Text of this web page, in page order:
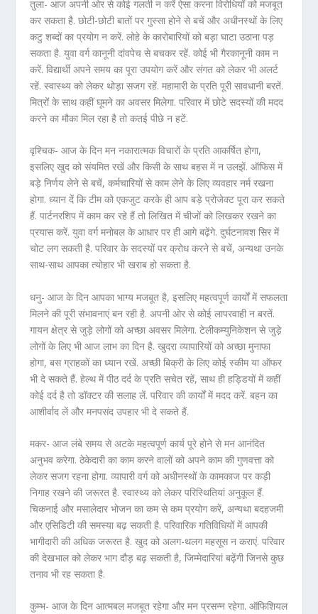
तुला- आज अपनी ओर से कोई गलती न करें ऐसा करना विरोधियों को मजबूत
कर सकता है. छोटी-छोटी बातों पर गुस्सा होने से बचें और अधीनस्थों के लिए
कटु शब्दों का प्रयोग न करें. लोहे के कारोबारियों को बड़ा घाटा उठाना पड़
सकता है. युवा वर्ग कानूनी दांवपेच से बचकर रहें. कोई भी गैरकानूनी काम न
करें. विद्यार्थी अपने समय का पूरा उपयोग करें और संगत को लेकर भी अलर्ट
रहें. स्वास्थ्य को लेकर थोड़ा सजग रहें. महामारी के प्रति पूरी सावधानी बरतें.
मित्रों के साथ कहीं घूमने का अवसर मिलेगा. परिवार में छोटे सदस्यों की मदद
करने का मौका मिल रहा है तो कतई पीछे न हटें.
वृश्चिक- आज के दिन मन नकारात्मक विचारों के प्रति आकर्षित होगा,
इसलिए खुद को संयमित रखें और किसी के साथ बहस में न उलझें. ऑफिस में
बड़े निर्णय लेने से बचें, कर्मचारियों से काम लेने के लिए व्यवहार नर्म रखना
होगा. ध्यान दें कि टीम को एकजुट करके ही आप बड़े प्रोजेक्ट पूरा कर सकते
हैं. पार्टनरशिप में काम कर रहे हैं तो लिखित में चीजों को लिखकर रखने का
प्रयास करें. युवा वर्ग मनोबल के आधार पर ही आगे बढ़ेंगे. दुर्घटनावश सिर में
चोट लग सकती है. परिवार के सदस्यों पर क्रोध करने से बचें, अन्यथा उनके
साथ-साथ आपका त्योहार भी खराब हो सकता है.
धनु- आज के दिन आपका भाग्य मजबूत है, इसलिए महत्वपूर्ण कार्यों में सफलता
मिलने की पूरी संभावनाएं बन रही है. अपनी ओर से कोई लापरवाही न बरतें.
गायन क्षेत्र से जुड़े लोगों को अच्छा अवसर मिलेगा. टेलीकम्युनिकेशन से जुड़े
लोगों के लिए भी आज लाभ का दिन है. खुदरा व्यापारियों को अच्छा मुनाफा
होगा, बस ग्राहकों का ध्यान रखें. अच्छी बिक्री के लिए कोई स्कीम या ऑफर
भी दे सकते हैं. हेल्थ में पीठ दर्द के प्रति सचेत रहें, साथ ही हड्डियों में कहीं
कोई दर्द है तो डॉक्टर की सलाह लें. परिवार की कार्यों में मदद करें. बहन का
आशीर्वाद लें और मनपसंद उपहार भी दे सकते हैं.
मकर- आज लंबे समय से अटके महत्वपूर्ण कार्य पूरे होने से मन आनंदित
अनुभव करेगा. ठेकेदारी का काम करने वालों को अपने काम की गुणवत्ता को
लेकर सजग रहना होगा. व्यापारी वर्ग को अधीनस्थों के कामकाज पर कड़ी
निगाह रखने की जरूरत है. स्वास्थ्य को लेकर परिस्थितियां अनुकूल हैं.
चिकनाई और मसालेदार भोजन का कम से कम प्रयोग करें, अन्यथा बदहजमी
और एसिडिटी की समस्या बढ़ सकती है. परिवारिक गतिविधियों में आपकी
भागीदारी की अधिक जरूरत है. खुद को अलग-थलग महसूस न कराएं. परिवार
की देखभाल को लेकर भाग दौड़ बढ़ सकती है, जिम्मेदारियां बढ़ेंगी जिनसे कुछ
तनाव भी रह सकता है.
कुम्भ- आज के दिन आत्मबल मजबूत रहेगा और मन प्रसन्न रहेगा. ऑफिशियल